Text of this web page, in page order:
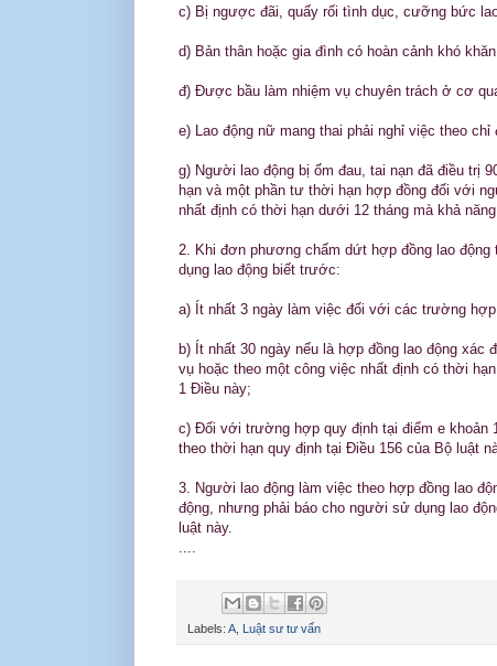
c) Bị ngược đãi, quấy rối tình dục, cưỡng bức
d) Bản thân hoặc gia đình có hoàn cảnh khó
đ) Được bầu làm nhiệm vụ chuyên trách ở cơ
e) Lao động nữ mang thai phải nghỉ việc theo
g) Người lao động bị ốm đau, tai nạn đã điều trị
hạn và một phần tư thời hạn hợp đồng đối với
nhất định có thời hạn dưới 12 tháng mà khả
2. Khi đơn phương chấm dứt hợp đồng lao
dụng lao động biết trước:
a) Ít nhất 3 ngày làm việc đối với các trường
b) Ít nhất 30 ngày nếu là hợp đồng lao động
vụ hoặc theo một công việc nhất định có thời
1 Điều này;
c) Đối với trường hợp quy định tại điểm e
theo thời hạn quy định tại Điều 156 của Bộ luật
3. Người lao động làm việc theo hợp đồng lao
động, nhưng phải báo cho người sử dụng lao
luật này.
....
Labels: A Luật sư tư vấn